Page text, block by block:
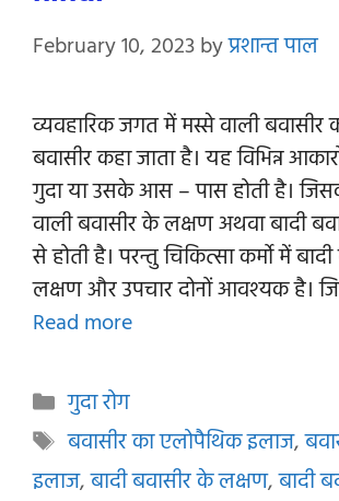
February 10, 2023byप्रशान्त पाल
व्यवहारिक जगत में मस्से वाली बवासीर
बवासीर कहा जाता है। यह विभिन्न
गुदा या उसके आस – पास होती है।
वाली बवासीर के लक्षण अथवा बादी
से होती है। परन्तु चिकित्सा कर्मो में
लक्षण और उपचार दोनों आवश्यक है।
Read more
Categories
गुदा रोग
Tags
बवासीर का एलोपैथिक इलाज,
इलाज,बादी बवासीर के लक्षण,बादी